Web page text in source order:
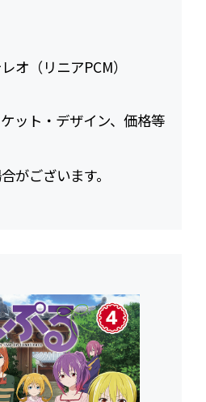
オ（リニアPCM）
ット・デザイン、価格等
がございます。